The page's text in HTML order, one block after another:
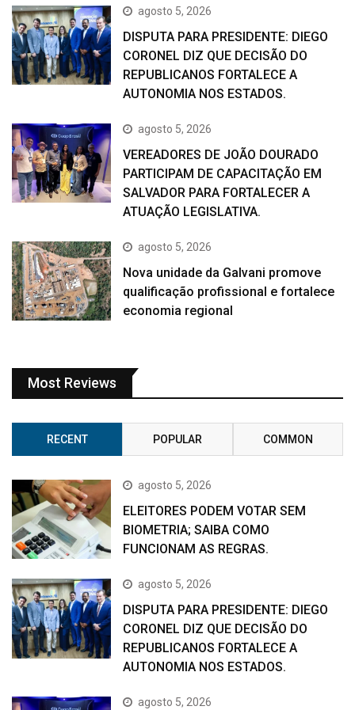
agosto 5, 2026
DISPUTA PARA PRESIDENTE: DIEGO
CORONEL DIZ QUE DECISÃO DO
REPUBLICANOS FORTALECE A
AUTONOMIA NOS ESTADOS.
agosto 5, 2026
VEREADORES DE JOÃO DOURADO
PARTICIPAM DE CAPACITAÇÃO EM
SALVADOR PARA FORTALECER A
ATUAÇÃO LEGISLATIVA.
agosto 5, 2026
Nova unidade da Galvani promove
qualificação profissional e fortalece
economia regional
Most Reviews
RECENT POPULAR COMMON
agosto 5, 2026
ELEITORES PODEM VOTAR SEM
BIOMETRIA; SAIBA COMO
FUNCIONAM AS REGRAS.
agosto 5, 2026
DISPUTA PARA PRESIDENTE: DIEGO
CORONEL DIZ QUE DECISÃO DO
REPUBLICANOS FORTALECE A
AUTONOMIA NOS ESTADOS.
agosto 5, 2026